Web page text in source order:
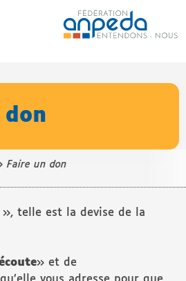
don
Faire un don
», telle est la devise de la
» et de